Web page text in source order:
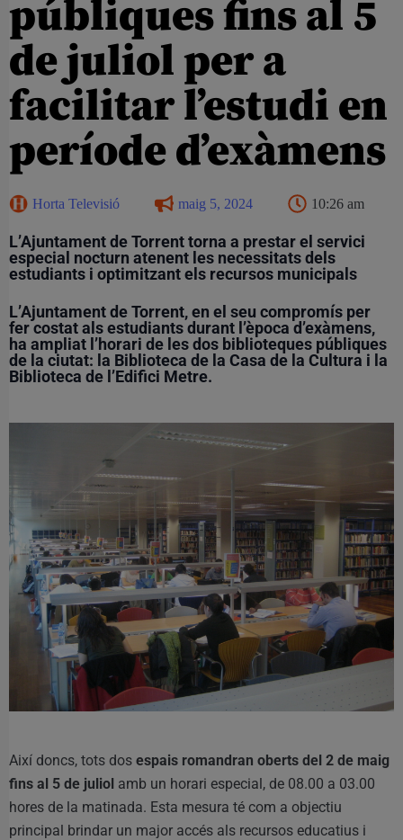
públiques fins al 5
de juliol per a
facilitar l’estudi en
període d’exàmens
Horta Televisió maig 5, 2024 10:26 am
L’Ajuntament de Torrent torna a prestar el servici
especial nocturn atenent les necessitats dels
estudiants i optimitzant els recursos municipals
L’Ajuntament de Torrent, en el seu compromís per
fer costat als estudiants durant l’època d’exàmens,
ha ampliat l’horari de les dos biblioteques públiques
de la ciutat: la Biblioteca de la Casa de la Cultura i la
Biblioteca de l’Edifici Metre.
Així doncs, tots dos espais romandran oberts del 2 de maig
fins al 5 de juliol amb un horari especial, de 08.00 a 03.00
hores de la matinada. Esta mesura té com a objectiu
principal brindar un major accés als recursos educatius i